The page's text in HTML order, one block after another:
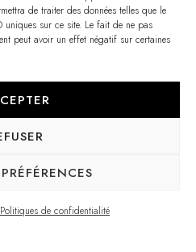
de traiter des données telles que le
sur ce site. Le fait de ne pas
peut avoir un effet négatif sur certaines
Politiques de confidentialité